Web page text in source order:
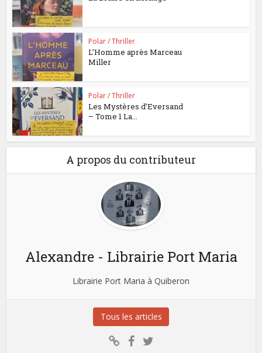
Polar / Thriller
L’Homme après Marceau
Miller
Polar / Thriller
Les Mystères d’Eversand
– Tome 1 La...
A propos du contributeur
Alexandre - Librairie Port Maria
Librairie Port Maria à Quiberon
Tous les articles